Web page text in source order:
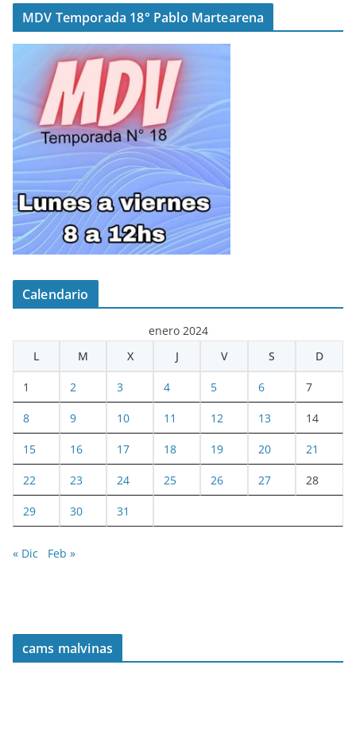
MDV Temporada 18° Pablo Martearena
Calendario
enero 2024
L
M X J V S D
1 2 3 4 5 6 7
8 9 10 11 12 13 14
15 16 17 18 19 20 21
22 23 24 25 26 27 28
29 30 31
« Dic Feb »
cams malvinas